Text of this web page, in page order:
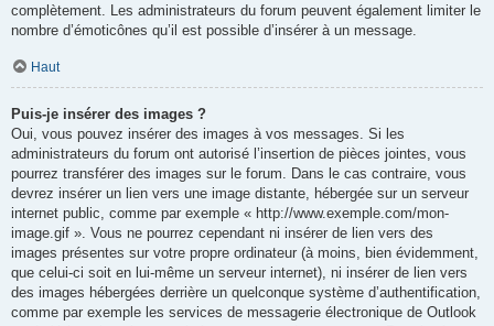
complètement. Les administrateurs du forum peuvent également limiter le
nombre d’émoticônes qu’il est possible d’insérer à un message.
Haut
Puis-je insérer des images ?
Oui, vous pouvez insérer des images à vos messages. Si les
administrateurs du forum ont autorisé l’insertion de pièces jointes, vous
pourrez transférer des images sur le forum. Dans le cas contraire, vous
devrez insérer un lien vers une image distante, hébergée sur un serveur
internet public, comme par exemple « http://www.exemple.com/mon-
image.gif ». Vous ne pourrez cependant ni insérer de lien vers des
images présentes sur votre propre ordinateur (à moins, bien évidemment,
que celui-ci soit en lui-même un serveur internet), ni insérer de lien vers
des images hébergées derrière un quelconque système d’authentification,
comme par exemple les services de messagerie électronique de Outlook